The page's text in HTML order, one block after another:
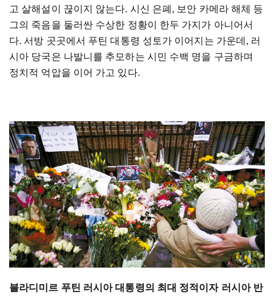
고 살해설이 끊이지 않는다. 시신 은폐, 보안 카메라 해체 등
그의 죽음을 둘러싼 수상한 정황이 한두 가지가 아니어서
다. 서방 곳곳에서 푸틴 대통령 성토가 이어지는 가운데, 러
시아 당국은 나발니를 추모하는 시민 수백 명을 구금하며
정치적 억압을 이어 가고 있다.
블라디미르 푸틴 러시아 대통령의 최대 정적이자 러시아 반